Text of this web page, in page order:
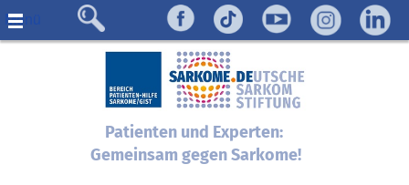
Menü
Patienten und Experten:
Gemeinsam gegen Sarkome!